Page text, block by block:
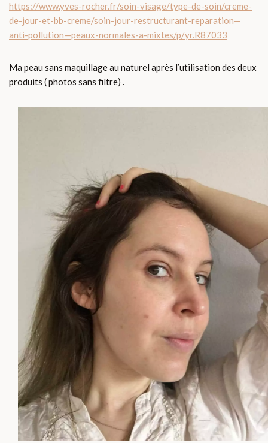
https://www.yves-rocher.fr/soin-visage/type-de-soin/creme-
de-jour-et-bb-creme/soin-jour-restructurant-reparation—
anti-pollution—peaux-normales-a-mixtes/p/yr.R87033
Ma peau sans maquillage au naturel après l’utilisation des deux
produits ( photos sans filtre) .